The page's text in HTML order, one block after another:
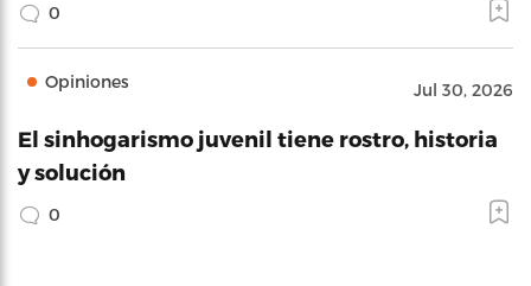
0
Opiniones Jul 30, 2026
El sinhogarismo juvenil tiene rostro, historia
y solución
0